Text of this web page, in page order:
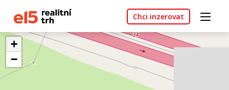
Chci inzerovat
+
−